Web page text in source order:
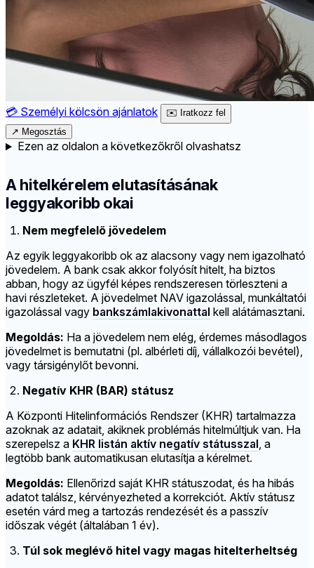
💳 Személyi kölcsön ajánlatok ✉️ Iratkozz fel
↗ Megosztás
Ezen az oldalon a következőkről olvashatsz
A hitelkérelem elutasításának
leggyakoribb okai
Nem megfelelő jövedelem
Az egyik leggyakoribb ok az alacsony vagy nem igazolható
jövedelem. A bank csak akkor folyósít hitelt, ha biztos
abban, hogy az ügyfél képes rendszeresen törleszteni a
havi részleteket. A jövedelmet NAV igazolással, munkáltatói
igazolással vagy bankszámlakivonattal kell alátámasztani.
Megoldás: Ha a jövedelem nem elég, érdemes másodlagos
jövedelmet is bemutatni (pl. albérleti díj, vállalkozói bevétel),
vagy társigénylőt bevonni.
Negatív KHR (BAR) státusz
A Központi Hitelinformációs Rendszer (KHR) tartalmazza
azoknak az adatait, akiknek problémás hitelmúltjuk van. Ha
szerepelsz a KHR listán aktív negatív státusszal, a
legtöbb bank automatikusan elutasítja a kérelmet.
Megoldás: Ellenőrizd saját KHR státuszodat, és ha hibás
adatot találsz, kérvényezheted a korrekciót. Aktív státusz
esetén várd meg a tartozás rendezését és a passzív
időszak végét (általában 1 év).
Túl sok meglévő hitel vagy magas hitelterheltség